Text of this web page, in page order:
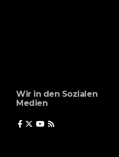
Wir in den Sozialen
Medien